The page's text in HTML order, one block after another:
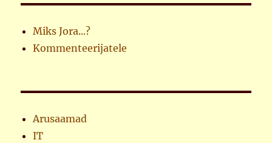
Miks Jora...?
Kommenteerijatele
Arusaamad
IT